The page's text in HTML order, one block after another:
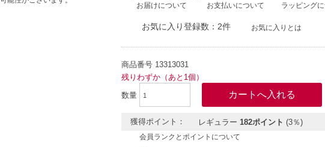
お届けについて
お支払いについて ラッピング
お気に入り登録数：2件 お気に入りとは
商品番号 13313031
残りわずか（あと1個）
数量
獲得ポイント： レギュラー 182ポイント (3％)
会員ランクとポイントについて